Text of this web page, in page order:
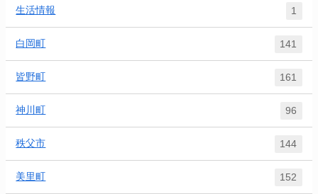
生活情報 1
白岡町 141
皆野町 161
神川町 96
秩父市 144
美里町 152